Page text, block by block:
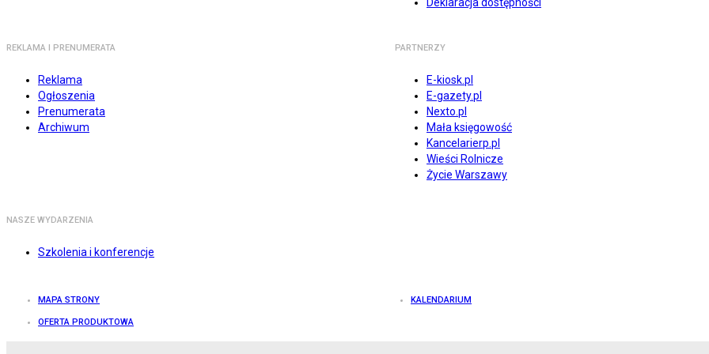
REKLAMA I PRENUMERATA
Reklama
Ogłoszenia
Prenumerata
Archiwum
PARTNERZY
E-kiosk.pl
E-gazety.pl
Nexto.pl
Mała księgowość
Kancelarierp.pl
Wieści Rolnicze
Życie Warszawy
NASZE WYDARZENIA
Szkolenia i konferencje
MAPA STRONY KALENDARIUM
OFERTA PRODUKTOWA